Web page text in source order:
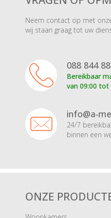
Wis alle filters
Neem contact op met
wij staan graag tot uw
088 844
Bereikbaar
van 09:00 tot
info@a-
24/7
binnen een
ONZE